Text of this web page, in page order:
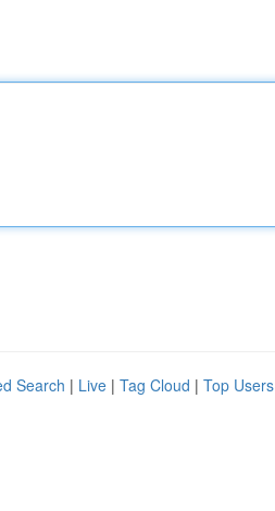
Search | Live | Tag Cloud | Top Users